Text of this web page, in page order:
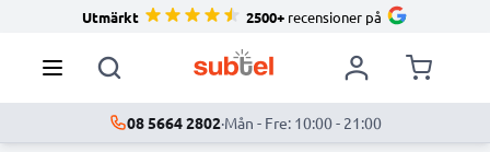
Utmärkt 2500+ recensioner på
08 5664 2802·Mån - Fre: 10:00 - 21:00